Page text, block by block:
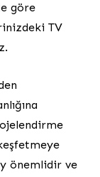
göre
TV
önemlidir ve